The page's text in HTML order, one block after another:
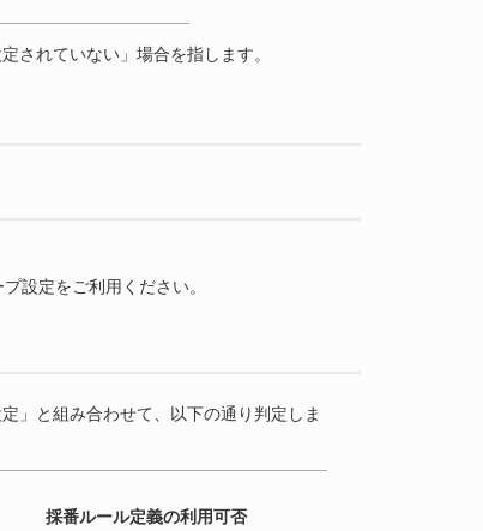
されていない」場合を指します。
設定をご利用ください。
」と組み合わせて、以下の通り判定しま
採番ルール定義の利用可否